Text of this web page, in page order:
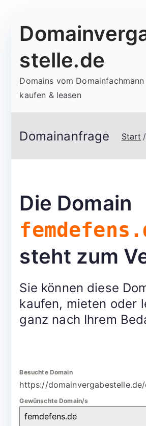
Inhalt
stelle.de
Domains vom
kaufen & leasen
Domainanfrage Start
Die Domain
steht zum
Sie können diese
kaufen, mieten oder
ganz nach Ihrem
Besuchte Domain
https://
Gewünschte Domain/s